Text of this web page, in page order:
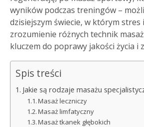
wyników podczas treningów –
dzisiejszym świecie, w którym
zrozumienie różnych technik
kluczem do poprawy jakości życia i
Spis treści
Jakie są rodzaje masażu
Masaż leczniczy
Masaż limfatyczny
Masaż tkanek głębokich